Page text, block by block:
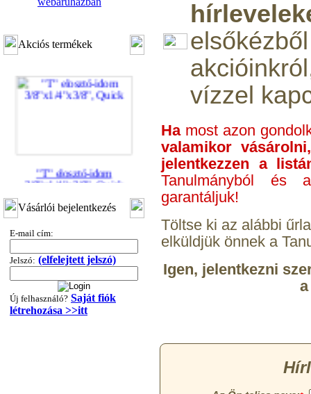
Akciós termékek
"T" elosztó-idom
3/8"x1/4"x3/8", Quick
360,-Ft
320,-Ft
Vásárlói bejelentkezés
E-mail cím:
Jelszó: (elfelejtett jelszó)
Új felhasználó? Saját fiók
létrehozása >>itt
vízzel
Ha most azon
valamikor
jelentkezzen a
Tanulmányból és
garantáljuk!
Töltse ki az alábbi
elküldjük önnek a
Igen, jelentkezni